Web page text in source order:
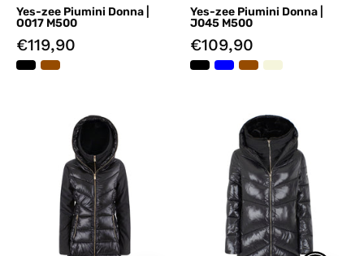
Yes-zee Piumini Donna |
O017 M500
€119,90
Yes-zee Piumini Donna |
J045 M500
€109,90
Nero
Yes-
zee
Nero
Yes-
zee